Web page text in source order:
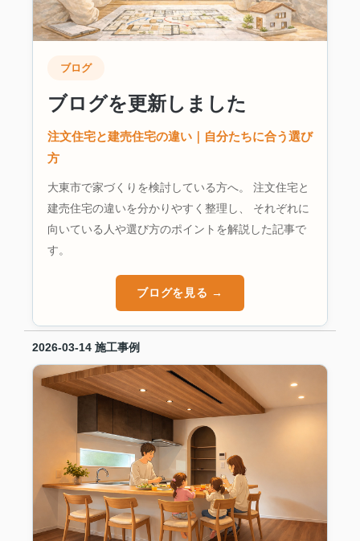
ブログ
ブログを更新しました
注文住宅と建売住宅の違い｜自分たちに合う選び
方
大東市で家づくりを検討している方へ。 注文住宅と
建売住宅の違いを分かりやすく整理し、 それぞれに
向いている人や選び方のポイントを解説した記事で
す。
ブログを見る →
2026-03-14 施工事例